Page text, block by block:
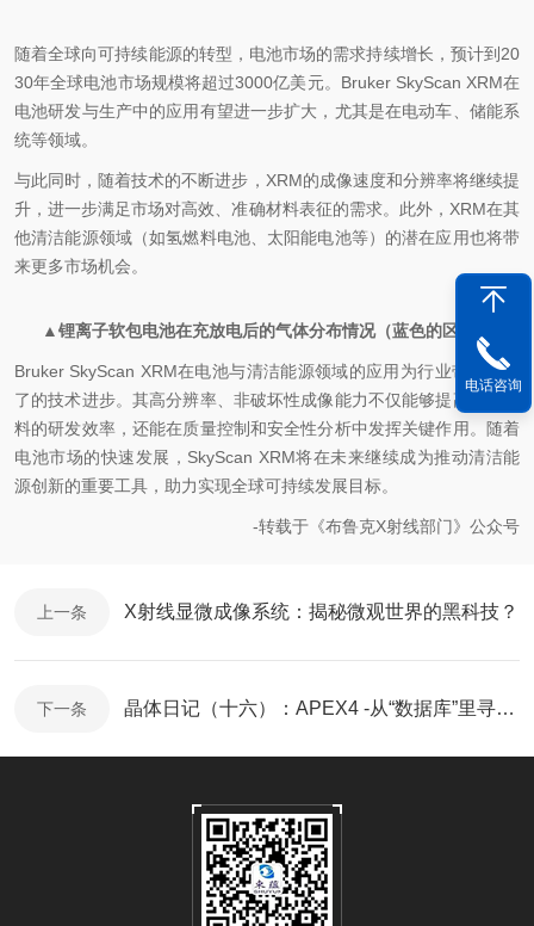
随着全球向可持续能源的转型，电池市场的需求持续增长，预计到20
30年全球电池市场规模将超过3000亿美元。Bruker SkyScan XRM在
电池研发与生产中的应用有望进一步扩大，尤其是在电动车、储能系
统等领域。
与此同时，随着技术的不断进步，XRM的成像速度和分辨率将继续提
升，进一步满足市场对高效、准确材料表征的需求。此外，XRM在其
他清洁能源领域（如氢燃料电池、太阳能电池等）的潜在应用也将带
来更多市场机会。
▲锂离子软包电池在充放电后的气体分布情况（蓝色的区域）
Bruker SkyScan XRM在电池与清洁能源领域的应用为行业带来明显
了的技术进步。其高分辨率、非破坏性成像能力不仅能够提高电池材
料的研发效率，还能在质量控制和安全性分析中发挥关键作用。随着
电池市场的快速发展，SkyScan XRM将在未来继续成为推动清洁能
源创新的重要工具，助力实现全球可持续发展目标。
-转载于《布鲁克X射线部门》公众号
上一条 X射线显微成像系统：揭秘微观世界的黑科技？
下一条 晶体日记（十六）：APEX4 -从“数据库”里寻找答案
电话咨询